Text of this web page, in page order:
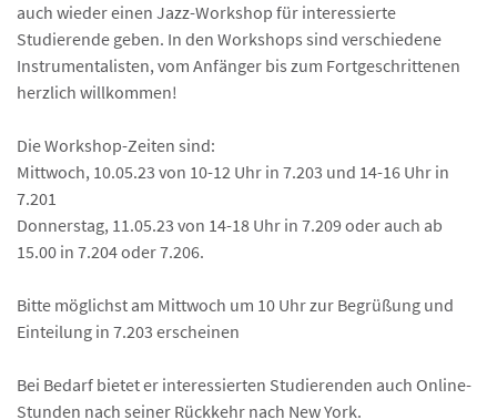
auch wieder einen Jazz-Workshop für interessierte
Studierende geben. In den Workshops sind verschiedene
Instrumentalisten, vom Anfänger bis zum Fortgeschrittenen
herzlich willkommen!
Die Workshop-Zeiten sind:
Mittwoch, 10.05.23 von 10-12 Uhr in 7.203 und 14-16 Uhr in
7.201
Donnerstag, 11.05.23 von 14-18 Uhr in 7.209 oder auch ab
15.00 in 7.204 oder 7.206.
Bitte möglichst am Mittwoch um 10 Uhr zur Begrüßung und
Einteilung in 7.203 erscheinen
Bei Bedarf bietet er interessierten Studierenden auch Online-
Stunden nach seiner Rückkehr nach New York.